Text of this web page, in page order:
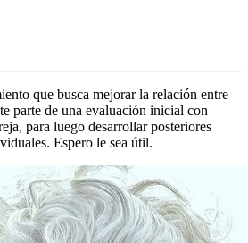
que busca mejorar la relación entre
parte de una evaluación inicial con
para luego desarrollar posteriores
Espero le sea útil.